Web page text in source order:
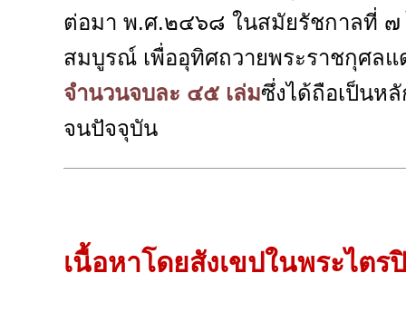
ต่อมา พ.ศ.๒๔๖๘ ในสมัยรัชกาลที่ ๗
สมบูรณ์ เพื่ออุทิศถวายพระราชกุศล
จำนวนจบละ ๔๕ เล่มซึ่งได้ถือเป็นห
จนปัจจุบัน
เนื้อหาโดยสังเขปในพระไต